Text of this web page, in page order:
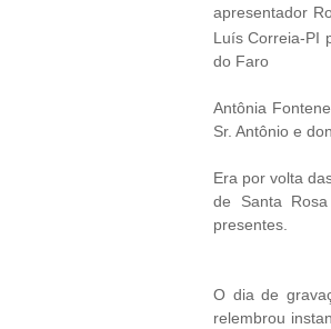
apresentador
Luís Correia-PI
do Faro
Antônia
Sr. Antônio e
Era por volta
de Santa
presentes.
O dia de
relembrou